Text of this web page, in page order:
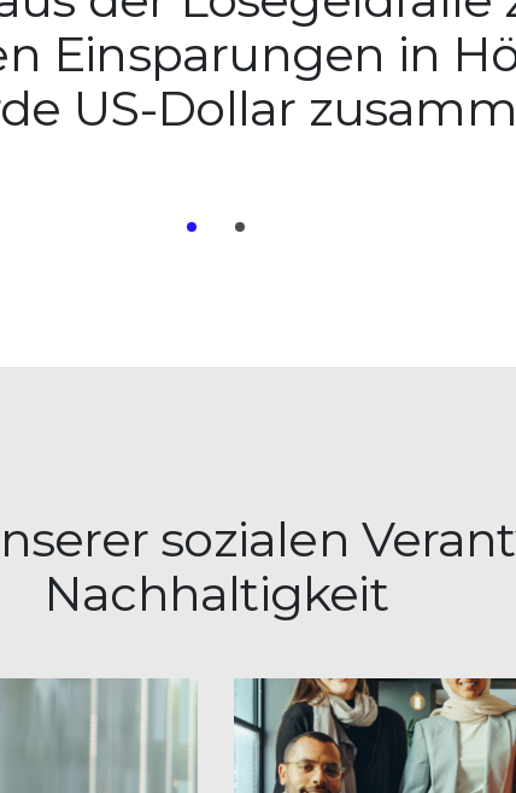
Einsparungen in
US-Dollar
sozialen
Nachhaltigkeit